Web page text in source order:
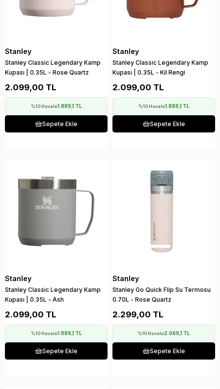
Stanley
Stanley Classic Legendary Kamp
Kupası | 0.35L - Rose Quartz
2.099,00 TL
%10 Havale1.889,1 TL
Sepete Ekle
Stanley
Stanley Classic Legendary Kamp
Kupası | 0.35L - Kil Rengi
2.099,00 TL
%10 Havale1.889,1 TL
Sepete Ekle
Stanley
Stanley Classic Legendary Kamp
Kupası | 0.35L - Ash
2.099,00 TL
%10 Havale1.889,1 TL
Sepete Ekle
Stanley
Stanley Go Quick Flip Su Termosu
0.70L - Rose Quartz
2.299,00 TL
%10 Havale2.069,1 TL
Sepete Ekle